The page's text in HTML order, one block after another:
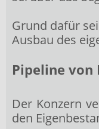
Grund dafür
Ausbau des
Pipeline von
Der Konzern
den